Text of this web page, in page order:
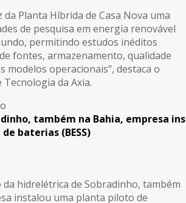
da Planta Híbrida de Casa Nova uma
de pesquisa em energia renovável
permitindo estudos inéditos
fontes, armazenamento, qualidade
modelos operacionais”, destaca o
da Axia.
também na Bahia, empresa
baterias (BESS)
hidrelétrica de Sobradinho, também
instalou uma planta piloto de